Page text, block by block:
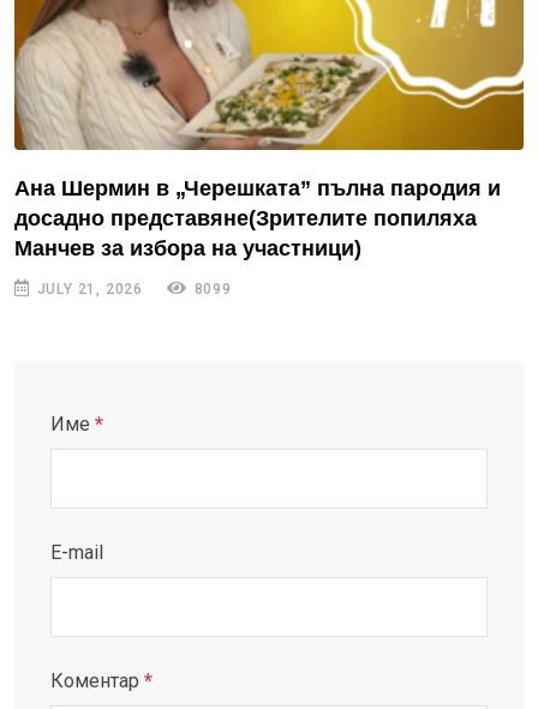
Ана Шермин в „Черешката” пълна пародия и
досадно представяне(Зрителите попиляха
Манчев за избора на участници)
JULY 21, 2026 8099
Име *
E-mail
Коментар *